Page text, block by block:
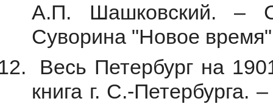
А.П. Шашковский. –
Суворина "Новое
Весь Петербург на
книга г. С.-